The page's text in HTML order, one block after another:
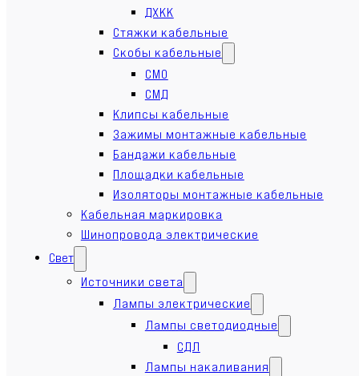
ДХКК
Стяжки кабельные
Скобы кабельные
СМО
СМД
Клипсы кабельные
Зажимы монтажные кабельные
Бандажи кабельные
Площадки кабельные
Изоляторы монтажные кабельные
Кабельная маркировка
Шинопровода электрические
Свет
Источники света
Лампы электрические
Лампы светодиодные
СДЛ
Лампы накаливания